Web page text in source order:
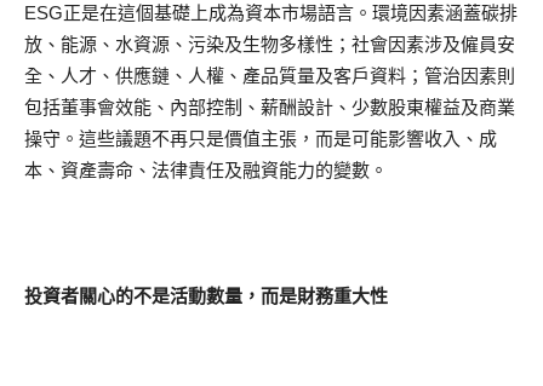
ESG正是在這個基礎上成為資本市場語言。環境因素涵蓋碳排
放、能源、水資源、污染及生物多樣性；社會因素涉及僱員安
全、人才、供應鏈、人權、產品質量及客戶資料；管治因素則
包括董事會效能、內部控制、薪酬設計、少數股東權益及商業
操守。這些議題不再只是價值主張，而是可能影響收入、成
本、資產壽命、法律責任及融資能力的變數。
投資者關心的不是活動數量，而是財務重大性